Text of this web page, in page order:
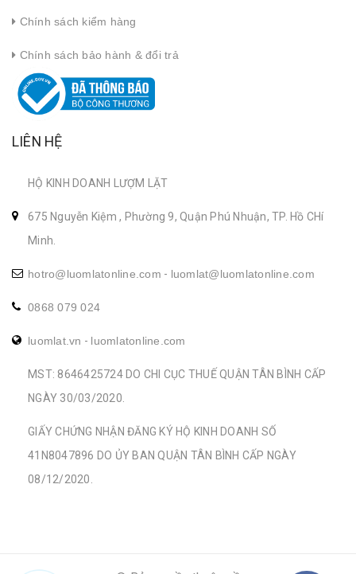
Chính sách kiểm hàng
Chính sách bảo hành & đổi trả
LIÊN HỆ
HỘ KINH DOANH LƯỢM LẶT
675 Nguyễn Kiệm , Phường 9, Quận Phú Nhuận, TP. Hồ CHí
Minh.
hotro@luomlatonline.com - luomlat@luomlatonline.com
0868 079 024
luomlat.vn - luomlatonline.com
MST: 8646425724 DO CHI CỤC THUẾ QUẬN TÂN BÌNH CẤP
NGÀY 30/03/2020.
GIẤY CHỨNG NHẬN ĐĂNG KÝ HỘ KINH DOANH SỐ
41N8047896 DO ỦY BAN QUẬN TÂN BÌNH CẤP NGÀY
08/12/2020.